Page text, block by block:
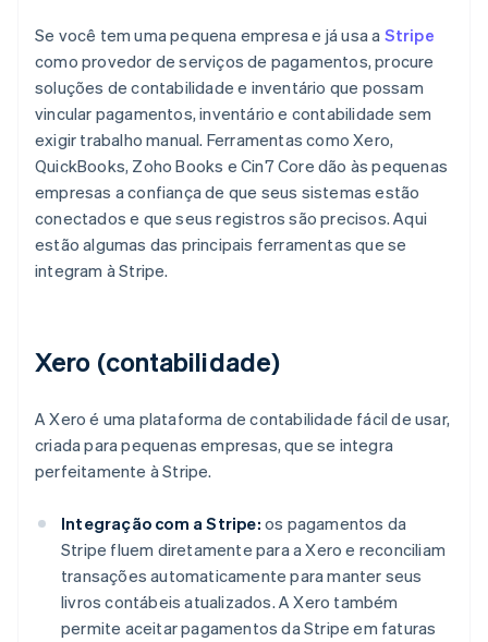
Se você tem uma pequena empresa e já usa a Stripe
como provedor de serviços de pagamentos, procure
soluções de contabilidade e inventário que possam
vincular pagamentos, inventário e contabilidade sem
exigir trabalho manual. Ferramentas como Xero,
QuickBooks, Zoho Books e Cin7 Core dão às pequenas
empresas a confiança de que seus sistemas estão
conectados e que seus registros são precisos. Aqui
estão algumas das principais ferramentas que se
integram à Stripe.
Xero (contabilidade)
A Xero é uma plataforma de contabilidade fácil de usar,
criada para pequenas empresas, que se integra
perfeitamente à Stripe.
Integração com a Stripe: os pagamentos da
Stripe fluem diretamente para a Xero e reconciliam
transações automaticamente para manter seus
livros contábeis atualizados. A Xero também
permite aceitar pagamentos da Stripe em faturas